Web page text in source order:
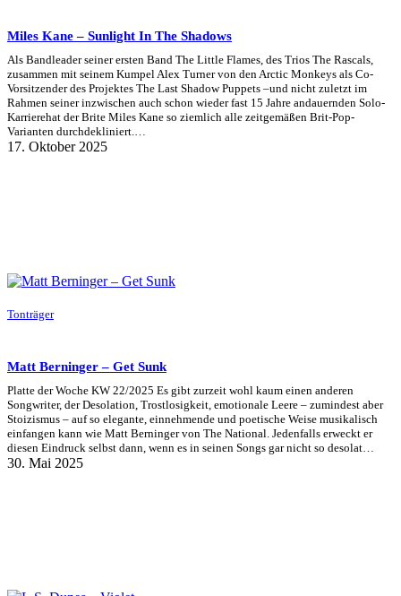
Miles Kane – Sunlight In The Shadows
Als Bandleader seiner ersten Band The Little Flames, des Trios The Rascals,
zusammen mit seinem Kumpel Alex Turner von den Arctic Monkeys als Co-
Vorsitzender des Projektes The Last Shadow Puppets –und nicht zuletzt im
Rahmen seiner inzwischen auch schon wieder fast 15 Jahre andauernden Solo-
Karrierehat der Brite Miles Kane so ziemlich alle zeitgemäßen Brit-Pop-
Varianten durchdekliniert.…
17. Oktober 2025
Tonträger
Matt Berninger – Get Sunk
Platte der Woche KW 22/2025 Es gibt zurzeit wohl kaum einen anderen
Songwriter, der Desolation, Trostlosigkeit, emotionale Leere – zumindest aber
Stoizismus – auf so elegante, einnehmende und poetische Weise musikalisch
einfangen kann wie Matt Berninger von The National. Jedenfalls erweckt er
diesen Eindruck selbst dann, wenn es in seinen Songs gar nicht so desolat…
30. Mai 2025